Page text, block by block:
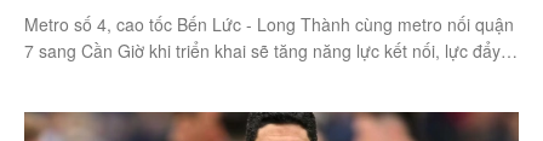
Metro số 4, cao tốc Bến Lức - Long Thành cùng metro nối quận
7 sang Cần Giờ khi triển khai sẽ tăng năng lực kết nối, lực đẩy